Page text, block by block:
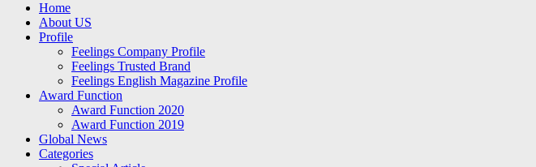
Home
About US
Profile
Feelings Company Profile
Feelings Trusted Brand
Feelings English Magazine Profile
Award Function
Award Function 2020
Award Function 2019
Global News
Categories